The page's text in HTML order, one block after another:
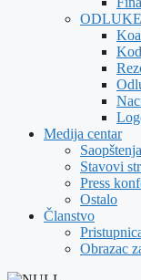
ODLUKE
Medija centar
Saopštenja
Stavovi
Press
Ostalo
Članstvo
Obrazac